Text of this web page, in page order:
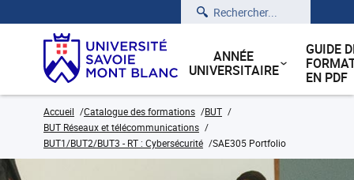
Rechercher
ANNÉE
UNIVERSITAIRE
GUIDE
EN PDF
Accueil Catalogue des formations
BUT
BUT Réseaux et télécommunications
BUT1/BUT2/BUT3 - RT : Cybersécurité
SAE305 Portfolio